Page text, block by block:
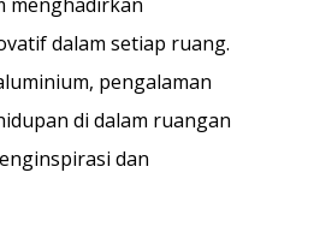
dalam setiap ruang.
pengalaman
di dalam ruangan
dan